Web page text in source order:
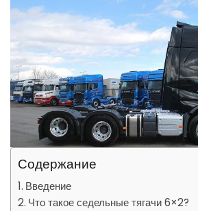
Содержание
Введение
Что такое седельные тягачи 6×2?